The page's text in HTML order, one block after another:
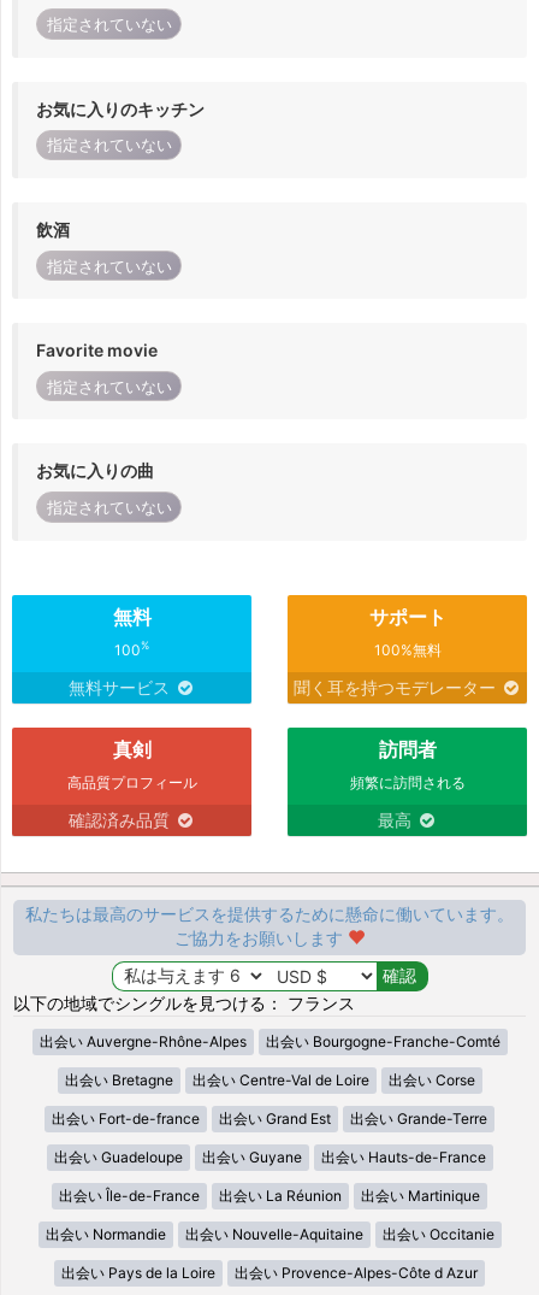
指定されていない
お気に入りのキッチン
指定されていない
飲酒
指定されていない
Favorite movie
指定されていない
お気に入りの曲
指定されていない
無料
100%
無料サービス
サポート
100%無料
聞く耳を持つモデレーター
真剣
高品質プロフィール
確認済み品質
訪問者
頻繁に訪問される
最高
私たちは最高のサービスを提供するために懸命に働いています。
ご協力をお願いします
以下の地域でシングルを見つける： フランス
出会い Auvergne-Rhône-Alpes 出会い Bourgogne-Franche-Comté
出会い Bretagne 出会い Centre-Val de Loire 出会い Corse
出会い Fort-de-france 出会い Grand Est 出会い Grande-Terre
出会い Guadeloupe 出会い Guyane 出会い Hauts-de-France
出会い Île-de-France 出会い La Réunion 出会い Martinique
出会い Normandie 出会い Nouvelle-Aquitaine 出会い Occitanie
出会い Pays de la Loire 出会い Provence-Alpes-Côte d Azur